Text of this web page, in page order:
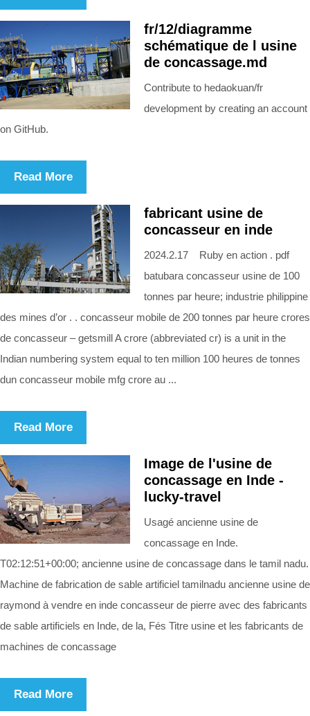
fr/12/diagramme
schématique de l usine
de concassage.md
Contribute to hedaokuan/fr
development by creating an account
on GitHub.
Read More
fabricant usine de
concasseur en inde
2024.2.17 Ruby en action . pdf
batubara concasseur usine de 100
tonnes par heure; industrie philippine
des mines d’or . . concasseur mobile de 200 tonnes par heure crores
de concasseur – getsmill A crore (abbreviated cr) is a unit in the
Indian numbering system equal to ten million 100 heures de tonnes
dun concasseur mobile mfg crore au ...
Read More
Image de l'usine de
concassage en Inde -
lucky-travel
Usagé ancienne usine de
concassage en Inde.
T02:12:51+00:00; ancienne usine de concassage dans le tamil nadu.
Machine de fabrication de sable artificiel tamilnadu ancienne usine de
raymond à vendre en inde concasseur de pierre avec des fabricants
de sable artificiels en Inde, de la, Fés Titre usine et les fabricants de
machines de concassage
Read More